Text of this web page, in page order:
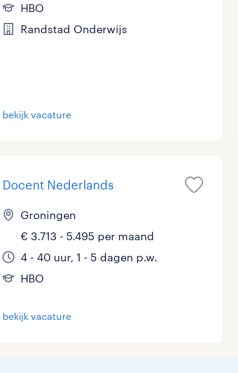
Financieel
Zorg / Verpleging
Master
HBO
Randstad Onderwijs
bekijk vacature
Docent Nederlands
Groningen
€ 3.713 - 5.495 per maand
4 - 40 uur, 1 - 5 dagen p.w.
HBO
bekijk vacature